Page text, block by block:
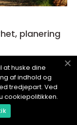
at huske dine
af indhold og
tredjepart. Ved
cookiepolitikken.